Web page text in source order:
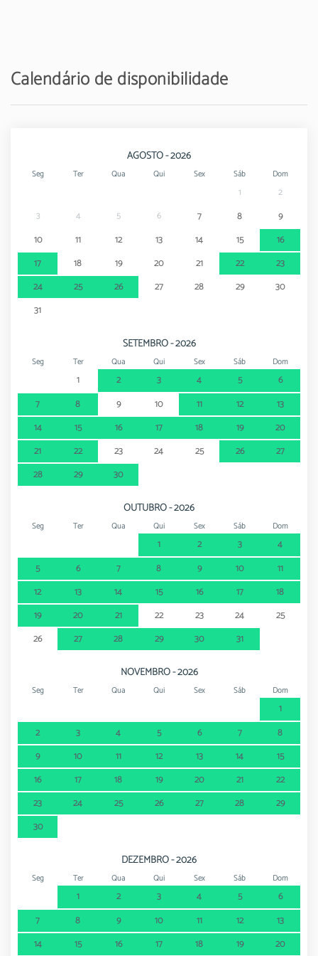
Calendário de disponibilidade
AGOSTO - 2026
Seg Ter Qua Qui Sex Sáb Dom
1
2
3
4 5 6 7 8
9
10
11 12 13 14 15
16
17
18 19 20 21 22
23
24
25 26 27 28 29
30
31
SETEMBRO - 2026
Seg Ter Qua Qui Sex Sáb Dom
1 2 3 4 5
6
7
8 9 10 11 12
13
14
15 16 17 18 19
20
21
22 23 24 25 26
27
28
29 30
OUTUBRO - 2026
Seg Ter Qua Qui Sex Sáb Dom
1 2 3
4
5
6 7 8 9 10
11
12
13 14 15 16 17
18
19
20 21 22 23 24
25
26
27 28 29 30 31
NOVEMBRO - 2026
Seg Ter Qua Qui Sex Sáb Dom
1
2
3 4 5 6 7
8
9
10 11 12 13 14
15
16
17 18 19 20 21
22
23
24 25 26 27 28
29
30
DEZEMBRO - 2026
Seg Ter Qua Qui Sex Sáb Dom
1 2 3 4 5
6
7
8 9 10 11 12
13
14
15 16 17 18 19 20